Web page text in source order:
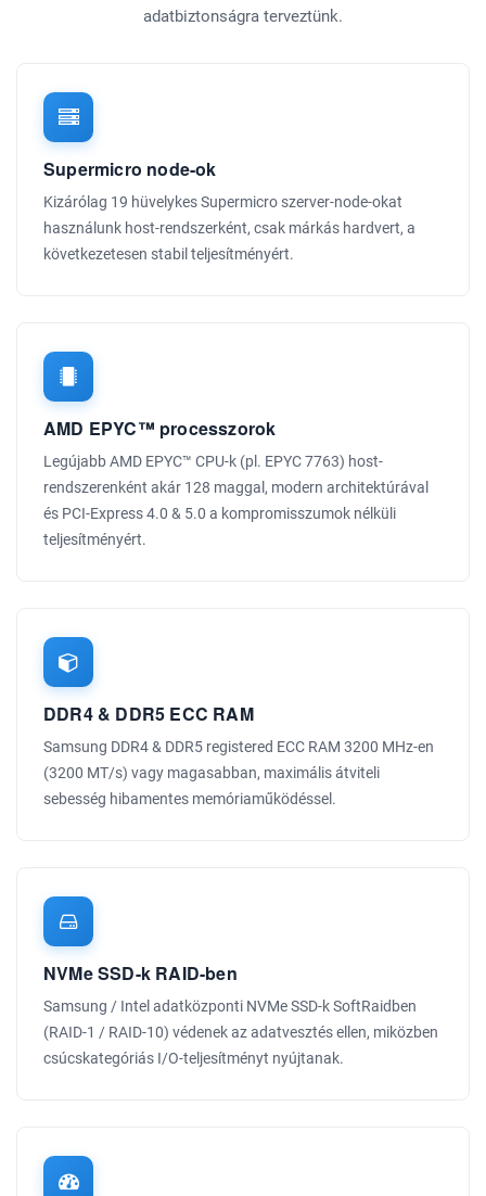
adatbiztonságra terveztünk.
Supermicro node-ok
Kizárólag 19 hüvelykes Supermicro szerver-node-okat
használunk host-rendszerként, csak márkás hardvert, a
következetesen stabil teljesítményért.
AMD EPYC™ processzorok
Legújabb AMD EPYC™ CPU-k (pl. EPYC 7763) host-
rendszerenként akár 128 maggal, modern architektúrával
és PCI-Express 4.0 & 5.0 a kompromisszumok nélküli
teljesítményért.
DDR4 & DDR5 ECC RAM
Samsung DDR4 & DDR5 registered ECC RAM 3200 MHz-en
(3200 MT/s) vagy magasabban, maximális átviteli
sebesség hibamentes memóriaműködéssel.
NVMe SSD-k RAID-ben
Samsung / Intel adatközponti NVMe SSD-k SoftRaidben
(RAID-1 / RAID-10) védenek az adatvesztés ellen, miközben
csúcskategóriás I/O-teljesítményt nyújtanak.